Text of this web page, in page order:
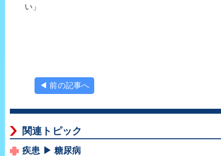
い」
◀ 前の記事へ
関連トピック
疾患 ▶ 糖尿病